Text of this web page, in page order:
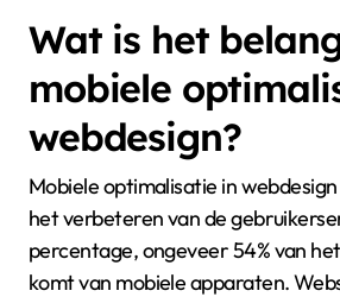
Wat is het
mobiele
webdesign?
Mobiele optimalisatie in
het verbeteren van de
percentage, ongeveer 54% van
komt van mobiele apparaten.